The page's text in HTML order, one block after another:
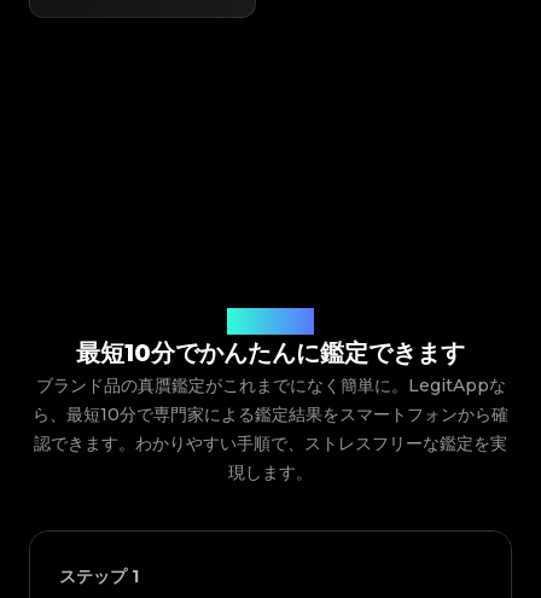
最短10分でかんたんに鑑定できます
ブランド品の真贋鑑定がこれまでになく簡単に。LegitAppな
ら、最短10分で専門家による鑑定結果をスマートフォンから確
認できます。わかりやすい手順で、ストレスフリーな鑑定を実
現します。
ステップ 1